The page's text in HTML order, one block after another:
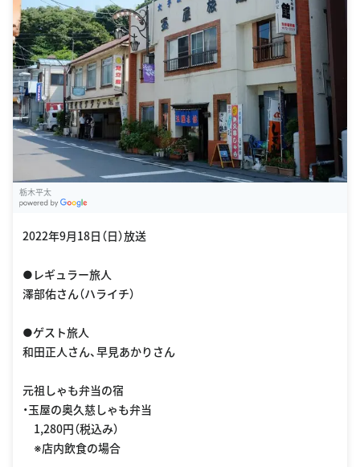
栃木平太
2022年9月18日（日）放送
●レギュラー旅人
澤部佑さん（ハライチ）
●ゲスト旅人
和田正人さん、早見あかりさん
元祖しゃも弁当の宿
・玉屋の奥久慈しゃも弁当
1,280円（税込み）
※店内飲食の場合